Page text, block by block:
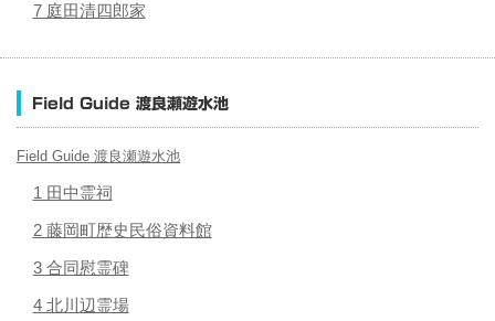
7 庭田清四郎家
Field Guide 渡良瀬遊水池
Field Guide 渡良瀬遊水池
1 田中霊祠
2 藤岡町歴史民俗資料館
3 合同慰霊碑
4 北川辺霊場